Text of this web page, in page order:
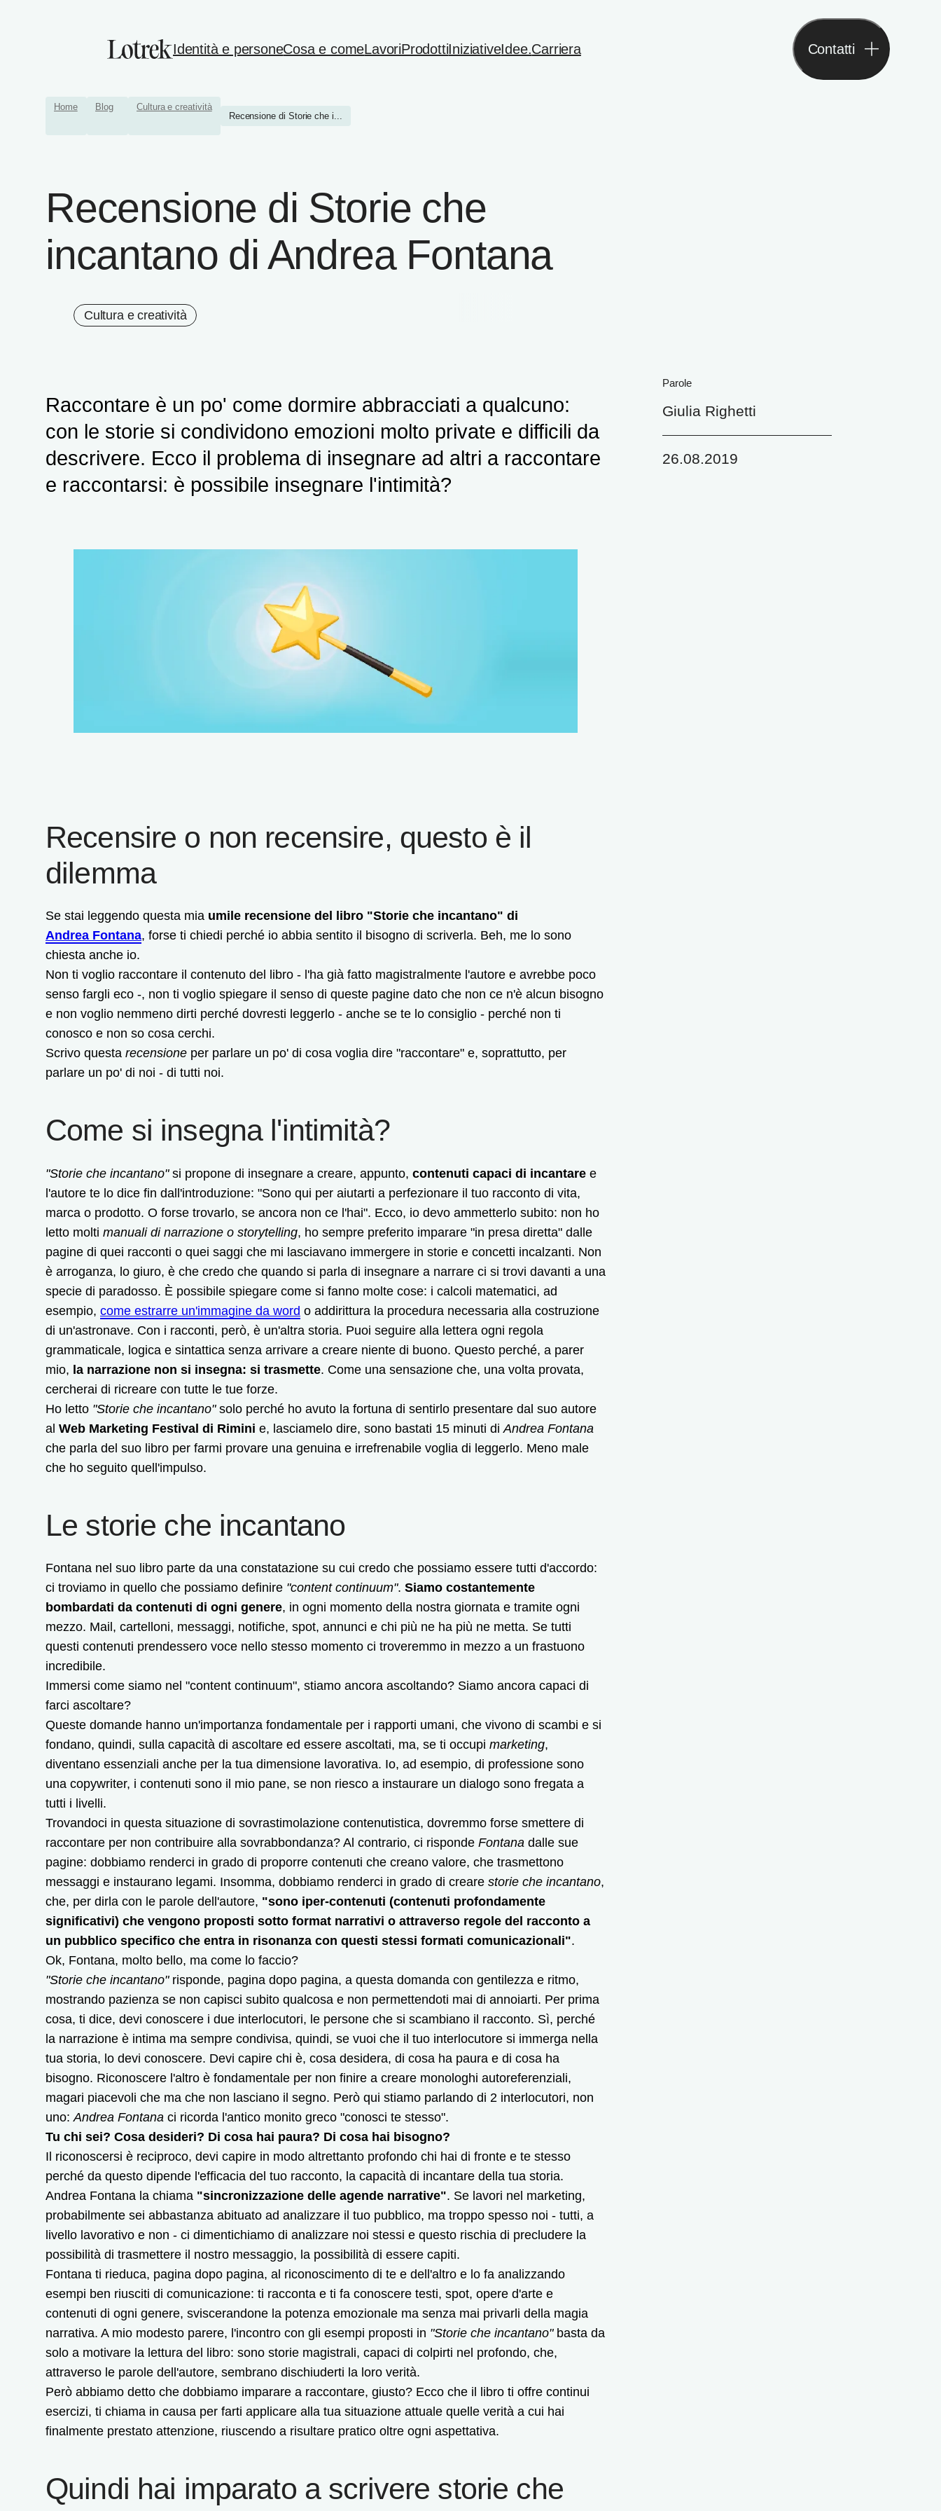
Identità e personeCosa e comeLavoriProdottiIniziativeIdee.Carriera
Contatti
Home Blog
Cultura e creatività
Recensione di Storie che i...
Recensione di Storie che
incantano di Andrea Fontana
Cultura e creatività
Raccontare è un po' come dormire abbracciati a qualcuno:
con le storie si condividono emozioni molto private e difficili da
descrivere. Ecco il problema di insegnare ad altri a raccontare
e raccontarsi: è possibile insegnare l'intimità?
Parole
Giulia Righetti
26.08.2019
Recensire o non recensire, questo è il
dilemma
Se stai leggendo questa mia umile recensione del libro "Storie che incantano" di
Andrea Fontana, forse ti chiedi perché io abbia sentito il bisogno di scriverla. Beh, me lo sono
chiesta anche io.
Non ti voglio raccontare il contenuto del libro - l'ha già fatto magistralmente l'autore e avrebbe poco
senso fargli eco -, non ti voglio spiegare il senso di queste pagine dato che non ce n'è alcun bisogno
e non voglio nemmeno dirti perché dovresti leggerlo - anche se te lo consiglio - perché non ti
conosco e non so cosa cerchi.
Scrivo questa recensione per parlare un po' di cosa voglia dire "raccontare" e, soprattutto, per
parlare un po' di noi - di tutti noi.
Come si insegna l'intimità?
"Storie che incantano"si propone di insegnare a creare, appunto, contenuti capaci di incantare e
l'autore te lo dice fin dall'introduzione: "Sono qui per aiutarti a perfezionare il tuo racconto di vita,
marca o prodotto. O forse trovarlo, se ancora non ce l'hai". Ecco, io devo ammetterlo subito: non ho
letto molti manuali di narrazione o storytelling, ho sempre preferito imparare "in presa diretta" dalle
pagine di quei racconti o quei saggi che mi lasciavano immergere in storie e concetti incalzanti. Non
è arroganza, lo giuro, è che credo che quando si parla di insegnare a narrare ci si trovi davanti a una
specie di paradosso. È possibile spiegare come si fanno molte cose: i calcoli matematici, ad
esempio, come estrarre un'immagine da word o addirittura la procedura necessaria alla costruzione
di un'astronave. Con i racconti, però, è un'altra storia. Puoi seguire alla lettera ogni regola
grammaticale, logica e sintattica senza arrivare a creare niente di buono. Questo perché, a parer
mio, la narrazione non si insegna: si trasmette. Come una sensazione che, una volta provata,
cercherai di ricreare con tutte le tue forze.
Ho letto "Storie che incantano"solo perché ho avuto la fortuna di sentirlo presentare dal suo autore
al Web Marketing Festival di Rimini e, lasciamelo dire, sono bastati 15 minuti di Andrea Fontana
che parla del suo libro per farmi provare una genuina e irrefrenabile voglia di leggerlo. Meno male
che ho seguito quell'impulso.
Le storie che incantano
Fontana nel suo libro parte da una constatazione su cui credo che possiamo essere tutti d'accordo:
ci troviamo in quello che possiamo definire "content continuum". Siamo costantemente
bombardati da contenuti di ogni genere, in ogni momento della nostra giornata e tramite ogni
mezzo. Mail, cartelloni, messaggi, notifiche, spot, annunci e chi più ne ha più ne metta. Se tutti
questi contenuti prendessero voce nello stesso momento ci troveremmo in mezzo a un frastuono
incredibile.
Immersi come siamo nel "content continuum", stiamo ancora ascoltando? Siamo ancora capaci di
farci ascoltare?
Queste domande hanno un'importanza fondamentale per i rapporti umani, che vivono di scambi e si
fondano, quindi, sulla capacità di ascoltare ed essere ascoltati, ma, se ti occupi marketing,
diventano essenziali anche per la tua dimensione lavorativa. Io, ad esempio, di professione sono
una copywriter, i contenuti sono il mio pane, se non riesco a instaurare un dialogo sono fregata a
tutti i livelli.
Trovandoci in questa situazione di sovrastimolazione contenutistica, dovremmo forse smettere di
raccontare per non contribuire alla sovrabbondanza? Al contrario, ci risponde Fontana dalle sue
pagine: dobbiamo renderci in grado di proporre contenuti che creano valore, che trasmettono
messaggi e instaurano legami. Insomma, dobbiamo renderci in grado di creare storie che incantano,
che, per dirla con le parole dell'autore, "sono iper-contenuti (contenuti profondamente
significativi) che vengono proposti sotto format narrativi o attraverso regole del racconto a
un pubblico specifico che entra in risonanza con questi stessi formati comunicazionali".
Ok, Fontana, molto bello, ma come lo faccio?
"Storie che incantano"risponde, pagina dopo pagina, a questa domanda con gentilezza e ritmo,
mostrando pazienza se non capisci subito qualcosa e non permettendoti mai di annoiarti. Per prima
cosa, ti dice, devi conoscere i due interlocutori, le persone che si scambiano il racconto. Sì, perché
la narrazione è intima ma sempre condivisa, quindi, se vuoi che il tuo interlocutore si immerga nella
tua storia, lo devi conoscere. Devi capire chi è, cosa desidera, di cosa ha paura e di cosa ha
bisogno. Riconoscere l'altro è fondamentale per non finire a creare monologhi autoreferenziali,
magari piacevoli che ma che non lasciano il segno. Però qui stiamo parlando di 2 interlocutori, non
uno:Andrea Fontana ci ricorda l'antico monito greco "conosci te stesso".
Tu chi sei? Cosa desideri? Di cosa hai paura? Di cosa hai bisogno?
Il riconoscersi è reciproco, devi capire in modo altrettanto profondo chi hai di fronte e te stesso
perché da questo dipende l'efficacia del tuo racconto, la capacità di incantare della tua storia.
Andrea Fontana la chiama "sincronizzazione delle agende narrative". Se lavori nel marketing,
probabilmente sei abbastanza abituato ad analizzare il tuo pubblico, ma troppo spesso noi - tutti, a
livello lavorativo e non - ci dimentichiamo di analizzare noi stessi e questo rischia di precludere la
possibilità di trasmettere il nostro messaggio, la possibilità di essere capiti.
Fontana ti rieduca, pagina dopo pagina, al riconoscimento di te e dell'altro e lo fa analizzando
esempi ben riusciti di comunicazione: ti racconta e ti fa conoscere testi, spot, opere d'arte e
contenuti di ogni genere, sviscerandone la potenza emozionale ma senza mai privarli della magia
narrativa. A mio modesto parere, l'incontro con gli esempi proposti in "Storie che incantano"basta da
solo a motivare la lettura del libro: sono storie magistrali, capaci di colpirti nel profondo, che,
attraverso le parole dell'autore, sembrano dischiuderti la loro verità.
Però abbiamo detto che dobbiamo imparare a raccontare, giusto? Ecco che il libro ti offre continui
esercizi, ti chiama in causa per farti applicare alla tua situazione attuale quelle verità a cui hai
finalmente prestato attenzione, riuscendo a risultare pratico oltre ogni aspettativa.
Quindi hai imparato a scrivere storie che